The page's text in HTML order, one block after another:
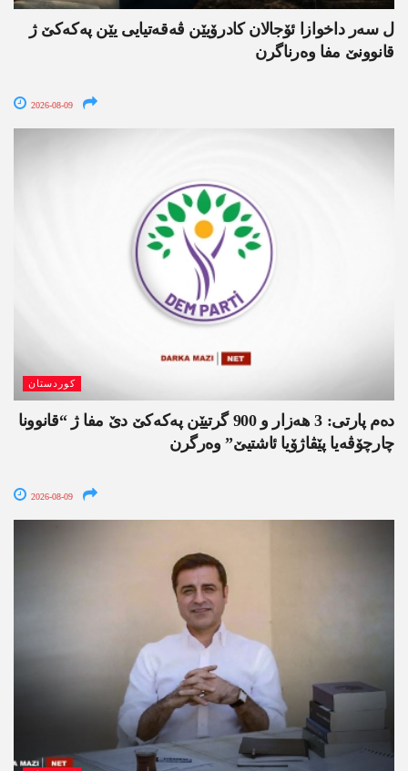
ل سەر داخوازا ئۆجالان کادرۆیێن ڤەقەتیایی یێن پەکەکێ ژ
قانوونێ مفا وەرناگرن
2026-08-09
کوردستان
دەم پارتی: 3 ھەزار و 900 گرتیێن پەکەکێ دێ مفا ژ “قانوونا
چارچۆڤەیا پێڤاژۆیا ئاشتیێ” وەرگرن
2026-08-09